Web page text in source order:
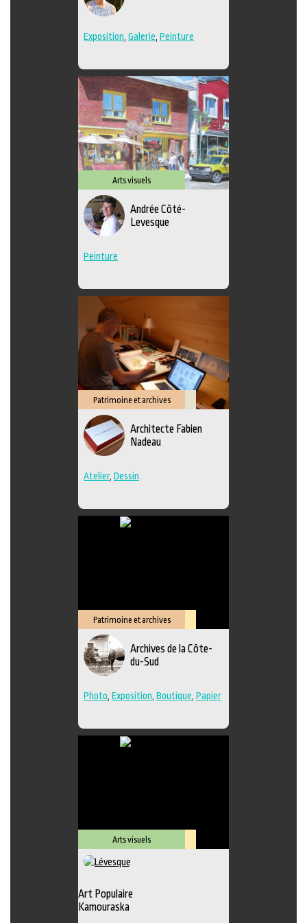
Exposition Galerie Peinture
Arts visuels
Andrée Côté-
Levesque
Peinture
Patrimoine et archives
Architecte Fabien
Nadeau
Atelier, Dessin
Patrimoine et archives
Lieu
Archives de la Côte-
du-Sud
Photo Exposition Boutique Papier
Arts visuels
Art Populaire
Kamouraska